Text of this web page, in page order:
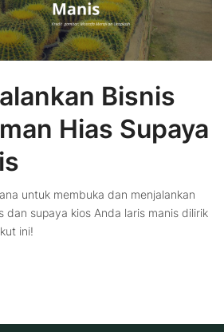
Bisnis
Hias Supaya
untuk membuka dan menjalankan
dan supaya kios Anda laris manis dilirik
ini!